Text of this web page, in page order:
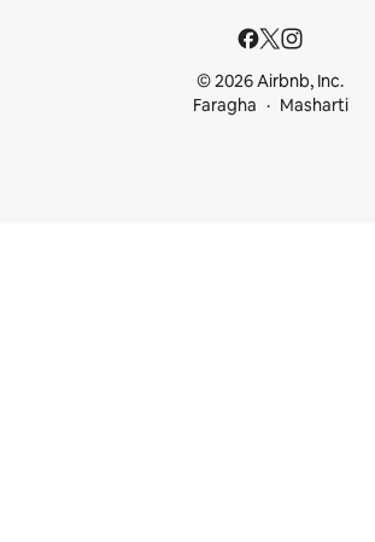
© 2026 Airbnb, Inc.
Faragha
Masharti